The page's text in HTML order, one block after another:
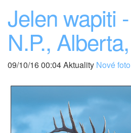
Jelen wapiti
N.P.,
09/10/16 00:04 Aktuality Nové foto